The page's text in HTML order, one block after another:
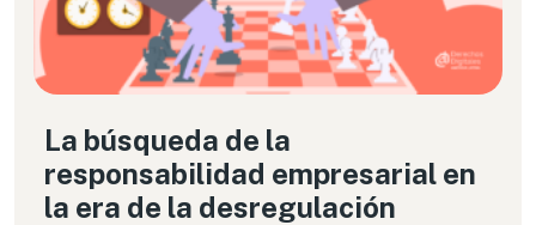
La búsqueda de la
responsabilidad empresarial en
la era de la desregulación